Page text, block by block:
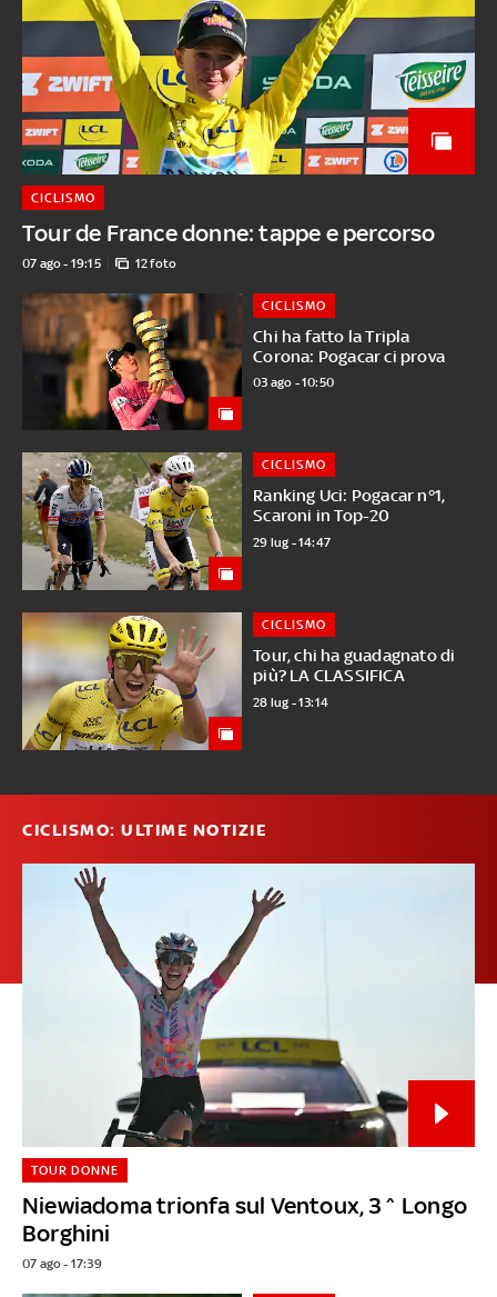
Tour de France donne: tappe e percorso
CICLISMO
07 ago - 19:15 12 foto
Chi ha fatto la Tripla
Corona: Pogacar ci prova
CICLISMO
03 ago - 10:50
Ranking Uci: Pogacar n°1,
Scaroni in Top-20
CICLISMO
29 lug - 14:47
Tour, chi ha guadagnato di
più? LA CLASSIFICA
CICLISMO
28 lug - 13:14
CICLISMO: ULTIME NOTIZIE
Niewiadoma trionfa sul Ventoux, 3^ Longo
Borghini
TOUR DONNE
07 ago - 17:39